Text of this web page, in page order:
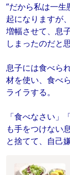
”だから私は一
起になりますが
増幅させて、息
しまったのだと
息子には食べら
材を使い、食べ
ライラする。
「食べなさい」
も手をつけない
と捨てて、自己